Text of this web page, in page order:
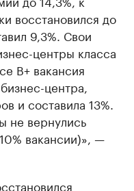
восстановился до
9,3%. Свои
центры класса
В+ вакансия
центра,
и составила 13%.
не вернулись
вакансии)», —